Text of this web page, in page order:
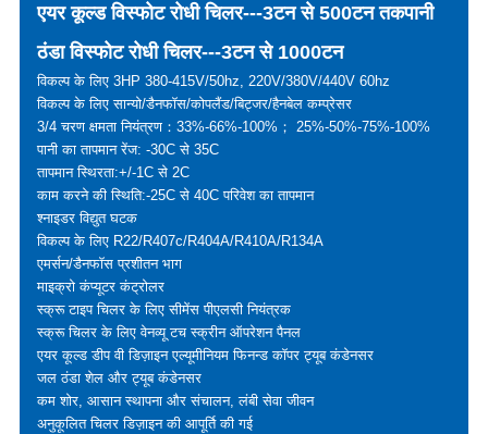
एयर कूल्ड विस्फोट रोधी चिलर---3टन से 500टन तकपानी
ठंडा विस्फोट रोधी चिलर---3टन से 1000टन
विकल्प के लिए 3HP 380-415V/50hz, 220V/380V/440V 60hz
विकल्प के लिए सान्यो/डैनफॉस/कोपलैंड/बिट्जर/हैनबेल कम्प्रेसर
3/4 चरण क्षमता नियंत्रण：33%-66%-100%； 25%-50%-75%-100%
पानी का तापमान रेंज: -30C से 35C
तापमान स्थिरता:+/-1C से 2C
काम करने की स्थिति:-25C से 40C परिवेश का तापमान
श्नाइडर विद्युत घटक
विकल्प के लिए R22/R407c/R404A/R410A/R134A
एमर्सन/डैनफॉस प्रशीतन भाग
माइक्रो कंप्यूटर कंट्रोलर
स्क्रू टाइप चिलर के लिए सीमेंस पीएलसी नियंत्रक
स्क्रू चिलर के लिए वेनव्यू टच स्क्रीन ऑपरेशन पैनल
एयर कूल्ड डीप वी डिज़ाइन एल्यूमीनियम फिनन्ड कॉपर ट्यूब कंडेनसर
जल ठंडा शेल और ट्यूब कंडेनसर
कम शोर, आसान स्थापना और संचालन, लंबी सेवा जीवन
अनुकूलित चिलर डिज़ाइन की आपूर्ति की गई